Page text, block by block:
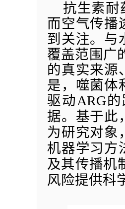
抗生素耐
而空气传播
到关注。与
覆盖范围广
的真实来源
是，噬菌体
驱动ARG
据。基于此
为研究对象
机器学习方
及其传播机
风险提供科